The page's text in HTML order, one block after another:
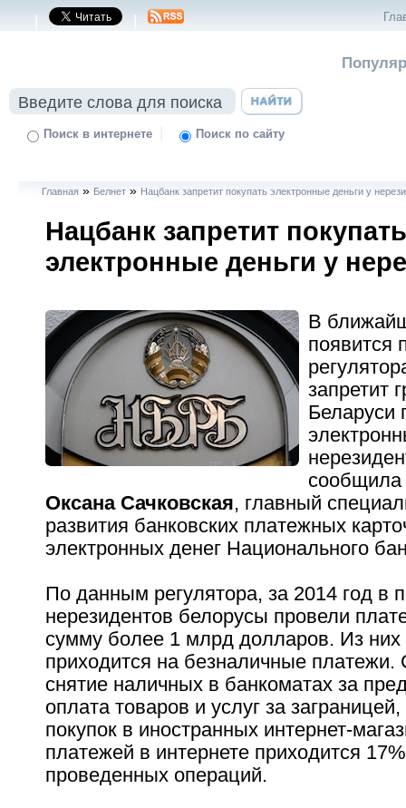
| |
Поиск в интернете | Поиск по сайту
Главная » Белнет » Нацбанк запретит покупать электронные деньги у
Нацбанк запретит покупать
электронные деньги у
В
появится
запретит
Беларуси
сообщила
Оксана Сачковская, главный
развития банковских платежных
электронных денег Национального
По данным регулятора, за 2014 год в
нерезидентов белорусы провели
сумму более 1 млрд долларов. Из
приходится на безналичные
снятие наличных в банкоматах за
оплата товаров и услуг за
покупок в иностранных интернет-
платежей в интернете приходится
проведенных операций.